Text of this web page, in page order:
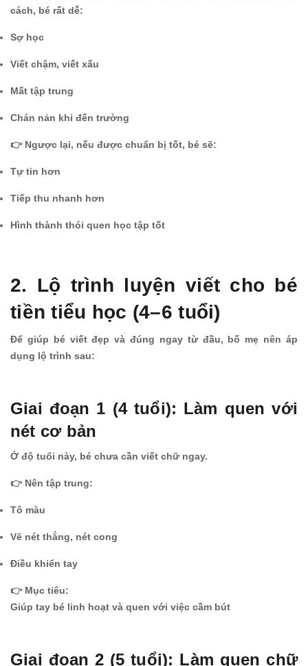
cách, bé rất dễ:
Sợ học
Viết chậm, viết xấu
Mất tập trung
Chán nản khi đến trường
👉 Ngược lại, nếu được chuẩn bị tốt, bé sẽ:
Tự tin hơn
Tiếp thu nhanh hơn
Hình thành thói quen học tập tốt
2. Lộ trình luyện viết cho bé
tiền tiểu học (4–6 tuổi)
Để giúp bé viết đẹp và đúng ngay từ đầu, bố mẹ nên áp
dụng lộ trình sau:
Giai đoạn 1 (4 tuổi): Làm quen với
nét cơ bản
Ở độ tuổi này, bé chưa cần viết chữ ngay.
👉 Nên tập trung:
Tô màu
Vẽ nét thẳng, nét cong
Điều khiển tay
👉 Mục tiêu:
Giúp tay bé linh hoạt và quen với việc cầm bút
Giai đoạn 2 (5 tuổi): Làm quen chữ